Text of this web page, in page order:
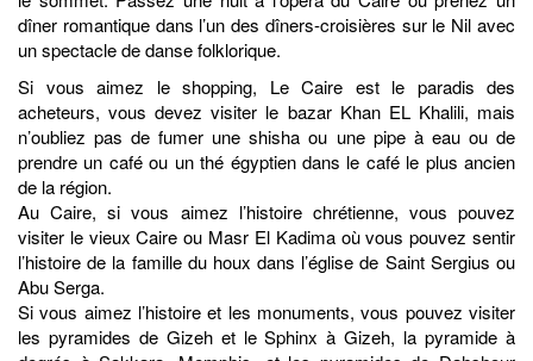
dîner romantique dans l’un des dîners-croisières sur le Nil avec
un spectacle de danse folklorique.
Si vous aimez le shopping, Le Caire est le paradis des
acheteurs, vous devez visiter le bazar Khan EL Khalili, mais
n’oubliez pas de fumer une shisha ou une pipe à eau ou de
prendre un café ou un thé égyptien dans le café le plus ancien
de la région.
Au Caire, si vous aimez l’histoire chrétienne, vous pouvez
visiter le vieux Caire ou Masr El Kadima où vous pouvez sentir
l’histoire de la famille du houx dans l’église de Saint Sergius ou
Abu Serga.
Si vous aimez l’histoire et les monuments, vous pouvez visiter
les pyramides de Gizeh et le Sphinx à Gizeh, la pyramide à